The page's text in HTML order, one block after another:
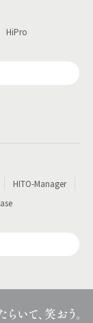
HiPro
HITO-Manager